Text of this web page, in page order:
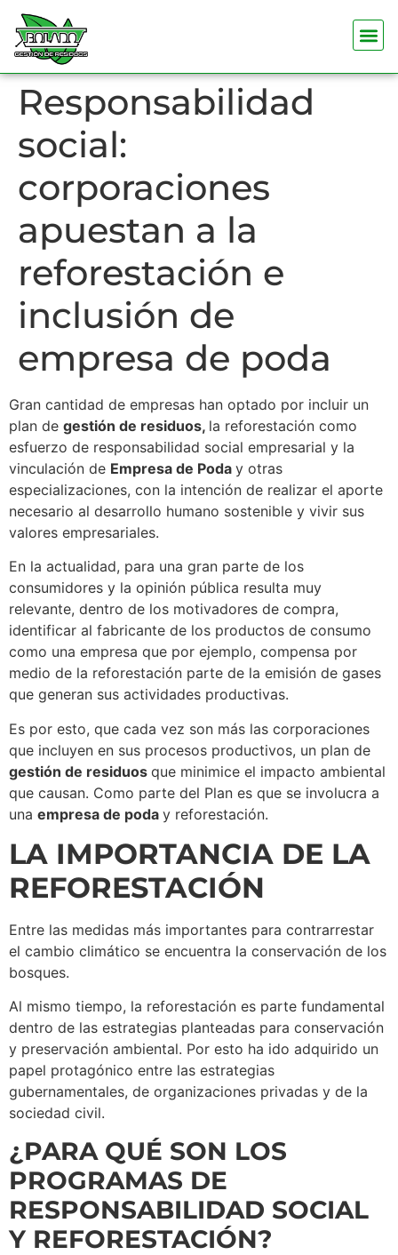
Responsabilidad
social:
corporaciones
apuestan a la
reforestación e
inclusión de
empresa de poda
Gran cantidad de empresas han optado por incluir un
plan de gestión de residuos, la reforestación como
esfuerzo de responsabilidad social empresarial y la
vinculación de Empresa de Poda y otras
especializaciones, con la intención de realizar el aporte
necesario al desarrollo humano sostenible y vivir sus
valores empresariales.
En la actualidad, para una gran parte de los
consumidores y la opinión pública resulta muy
relevante, dentro de los motivadores de compra,
identificar al fabricante de los productos de consumo
como una empresa que por ejemplo, compensa por
medio de la reforestación parte de la emisión de gases
que generan sus actividades productivas.
Es por esto, que cada vez son más las corporaciones
que incluyen en sus procesos productivos, un plan de
gestión de residuos que minimice el impacto ambiental
que causan. Como parte del Plan es que se involucra a
una empresa de poda y reforestación.
LA IMPORTANCIA DE LA
REFORESTACIÓN
Entre las medidas más importantes para contrarrestar
el cambio climático se encuentra la conservación de los
bosques.
Al mismo tiempo, la reforestación es parte fundamental
dentro de las estrategias planteadas para conservación
y preservación ambiental. Por esto ha ido adquirido un
papel protagónico entre las estrategias
gubernamentales, de organizaciones privadas y de la
sociedad civil.
¿PARA QUÉ SON LOS
PROGRAMAS DE
RESPONSABILIDAD SOCIAL
Y REFORESTACIÓN?